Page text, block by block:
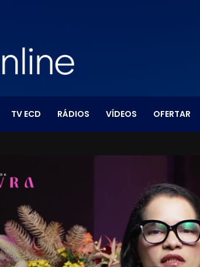
TV ECD RÁDIOS VÍDEOS OFERTAR